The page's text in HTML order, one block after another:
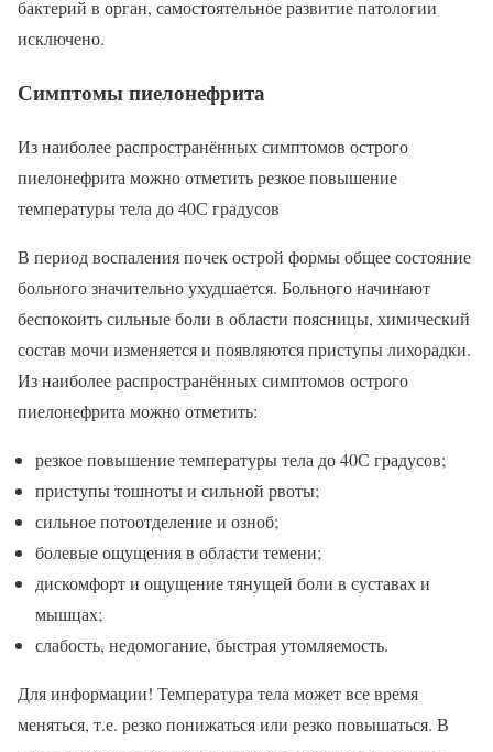
бактерий в орган, самостоятельное развитие патологии
исключено.
Симптомы пиелонефрита
Из наиболее распространённых симптомов острого
пиелонефрита можно отметить резкое повышение
температуры тела до 40С градусов
В период воспаления почек острой формы общее состояние
больного значительно ухудшается. Больного начинают
беспокоить сильные боли в области поясницы, химический
состав мочи изменяется и появляются приступы лихорадки.
Из наиболее распространённых симптомов острого
пиелонефрита можно отметить:
резкое повышение температуры тела до 40С градусов;
приступы тошноты и сильной рвоты;
сильное потоотделение и озноб;
болевые ощущения в области темени;
дискомфорт и ощущение тянущей боли в суставах и
мышцах;
слабость, недомогание, быстрая утомляемость.
Для информации! Температура тела может все время
меняться, т.е. резко понижаться или резко повышаться. В